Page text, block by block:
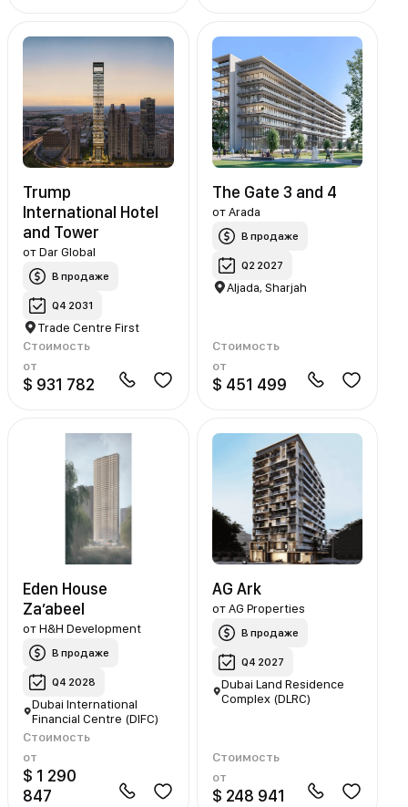
Trump
International Hotel
and Tower
отDar Global
В продаже
Q4 2031
Trade Centre First
Стоимость
от
$ 931 782
The Gate 3 and 4
от Arada
В продаже
Q2 2027
Aljada, Sharjah
Стоимость
от
$ 451 499
Eden House
Za’abeel
отH&H Development
В продаже
Q4 2028
Dubai International
Financial Centre (DIFC)
Стоимость
от
$ 1 290
847
AG Ark
от AG Properties
В продаже
Q4 2027
Dubai Land Residence
Complex (DLRC)
Стоимость
от
$ 248 941